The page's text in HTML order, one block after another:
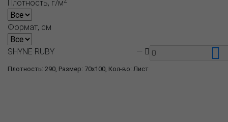
Плотность, г/м
Формат, см
Плотность: 290, Размер: 70x100, Кол-во: Лист
SHYNE RUBY —